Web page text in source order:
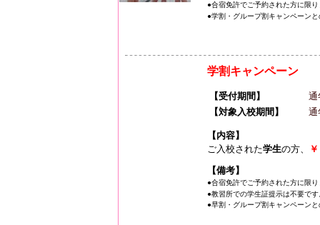
●合宿免許でご予約された方に限
●学割・グループ割キャンペーン
学割キャンペーン
【受付期間】
通
【対象入校期間】
通
【内容】
ご入校された学生の方、
【備考】
●合宿免許でご予約された方に限
●教習所での学生証提示は不要です
●早割・グループ割キャンペーン